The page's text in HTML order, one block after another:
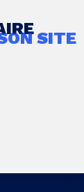
SITE